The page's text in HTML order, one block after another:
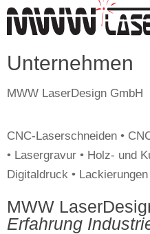
Unternehmen
MWW LaserDesign GmbH
CNC-Laserschneiden •
• Lasergravur • Holz- und
Digitaldruck • Lackierungen
MWW
Erfahrung